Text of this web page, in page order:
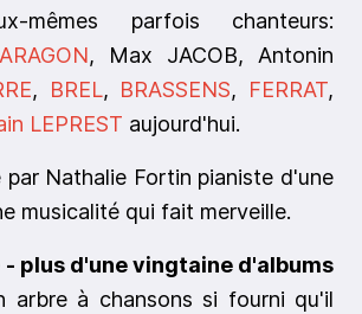
mêmes parfois chanteurs:
ARAGON, Max JACOB, Antonin
, BREL, BRASSENS, FERRAT,
LEPREST aujourd'hui.
par Nathalie Fortin pianiste d'une
musicalité qui fait merveille.
- plus d'une vingtaine d'albums
arbre à chansons si fourni qu'il